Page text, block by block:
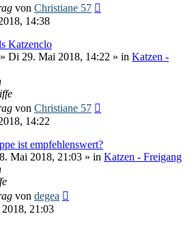
von Christiane 57
14:38
Katzenclo
» Di 29. Mai 2018, 14:22 » in Katzen -
von Christiane 57
14:22
ist empfehlenswert?
Mai 2018, 21:03 » in Katzen - Freigang
von degea
21:03